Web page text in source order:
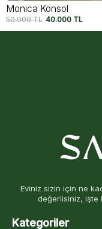
Felix Konsol
54.750TL 42.500
Eviniz sizin için ne
değerlisiniz, işte
Kategoriler